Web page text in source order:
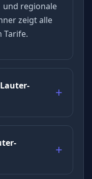
und regionale
zeigt alle
Tarife.